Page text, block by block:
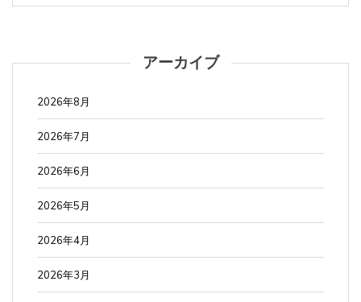
アーカイブ
2026年8月
2026年7月
2026年6月
2026年5月
2026年4月
2026年3月